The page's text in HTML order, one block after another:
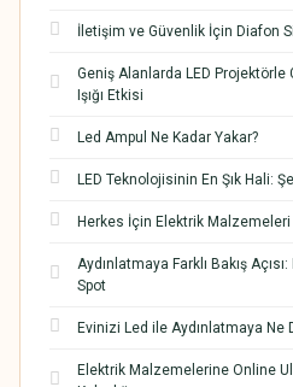
İletişim ve Güvenlik İçin Diafon
Geniş Alanlarda LED Projektörle
Işığı Etkisi
Led Ampul Ne Kadar Yakar?
LED Teknolojisinin En Şık Hali:
Herkes İçin Elektrik Malzemeleri
Aydınlatmaya Farklı Bakış Açısı:
Spot
Evinizi Led ile Aydınlatmaya Ne
Elektrik Malzemelerine Online